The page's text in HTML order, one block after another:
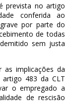
prevista no artigo
conferida ao
por parte do
de todas
sem justa
as implicações da
483 da CLT
o empregado a
de rescisão